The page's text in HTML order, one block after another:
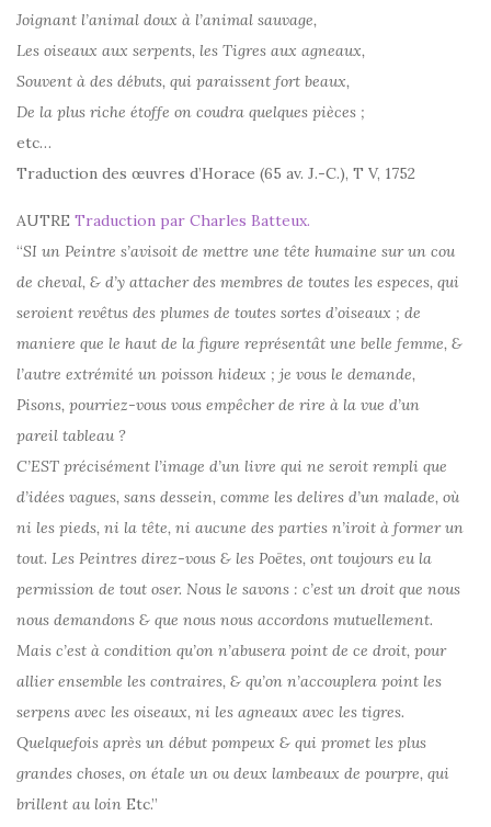
Joignant l’animal doux à l’animal sauvage,
Les oiseaux aux serpents, les Tigres aux agneaux,
Souvent à des débuts, qui paraissent fort beaux,
De la plus riche étoffe on coudra quelques pièces ;
etc…
Traduction des œuvres d’Horace (65 av. J.-C.), T V, 1752
AUTRE Traduction par Charles Batteux.
“SI un Peintre s’avisoit de mettre une tête humaine sur un cou
de cheval, & d’y attacher des membres de toutes les especes, qui
seroient revêtus des plumes de toutes sortes d’oiseaux ; de
maniere que le haut de la figure représentât une belle femme, &
l’autre extrémité un poisson hideux ; je vous le demande,
Pisons, pourriez-vous vous empêcher de rire à la vue d’un
pareil tableau ?
C’EST précisément l’image d’un livre qui ne seroit rempli que
d’idées vagues, sans dessein, comme les delires d’un malade, où
ni les pieds, ni la tête, ni aucune des parties n’iroit à former un
tout. Les Peintres direz-vous & les Poëtes, ont toujours eu la
permission de tout oser. Nous le savons : c’est un droit que nous
nous demandons & que nous nous accordons mutuellement.
Mais c’est à condition qu’on n’abusera point de ce droit, pour
allier ensemble les contraires, & qu’on n’accouplera point les
serpens avec les oiseaux, ni les agneaux avec les tigres.
Quelquefois après un début pompeux & qui promet les plus
grandes choses, on étale un ou deux lambeaux de pourpre, qui
brillent au loin Etc.”